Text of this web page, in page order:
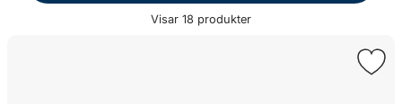
Visar 18 produkter